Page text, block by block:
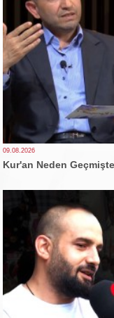
09.08.2026
Kur'an Neden